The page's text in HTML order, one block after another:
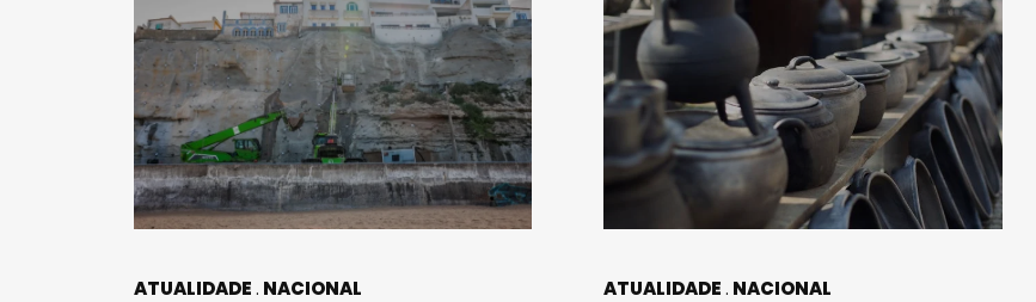
ATUALIDADE NACIONAL
ATUALIDADE NACIONAL